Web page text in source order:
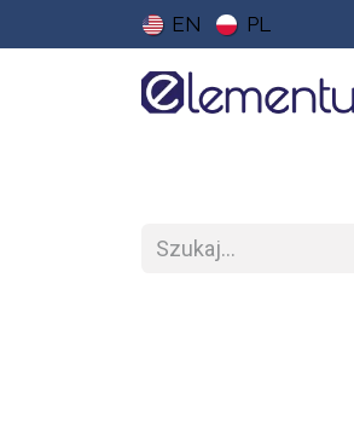
EN PL